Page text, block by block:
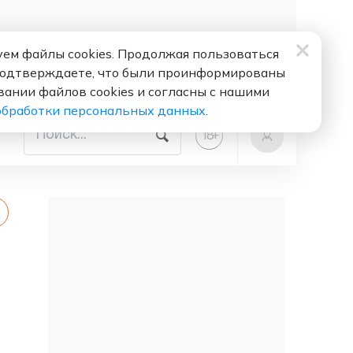
18+
файлы cookies. Продолжая пользоваться
что были проинформированы
файлов cookies и согласны с нашими
персональных данных.